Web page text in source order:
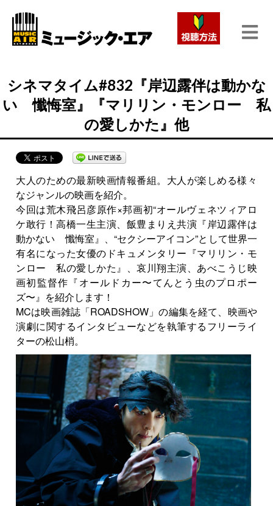
シネマタイム#832『岸辺露伴は動かな
い 懺悔室』『マリリン・モンロー 私
の愛しかた』他
大人のための最新映画情報番組。大人が楽しめる様々
なジャンルの映画を紹介。
今回は荒木飛呂彦原作×邦画初“オールヴェネツィアロ
ケ敢行！高橋一生主演、飯豊まりえ共演『岸辺露伴は
動かない 懺悔室』、“セクシーアイコン”として世界一
有名になった女優のドキュメンタリー『マリリン・モ
ンロー 私の愛しかた』、哀川翔主演、あべこうじ映
画初監督作『オールドカー〜てんとう虫のプロポー
ズ〜』を紹介します！
MCは映画雑誌「ROADSHOW」の編集を経て、映画や
演劇に関するインタビューなどを執筆するフリーライ
ターの松山梢。